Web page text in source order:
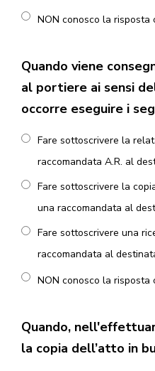
NON conosco la risposta
Quando viene
al portiere ai sensi
occorre eseguire i
Fare sottoscrivere la
raccomandata A.R. al
Fare sottoscrivere la
una raccomandata al
Fare sottoscrivere una
raccomandata al
NON conosco la risposta
Quando,
la copia dell’atto in